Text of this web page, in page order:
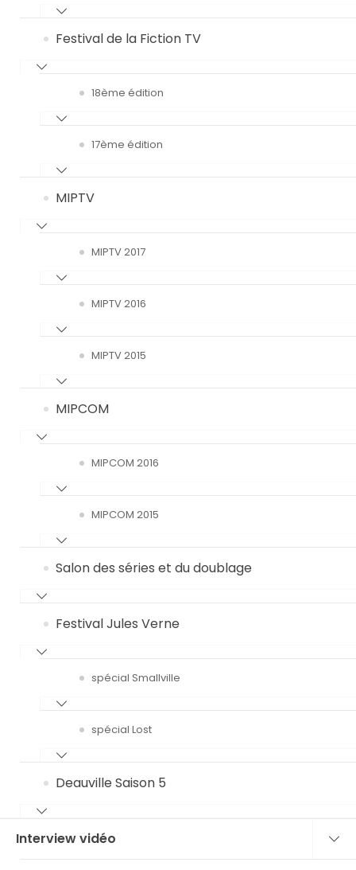
Festival de la Fiction TV
18ème édition
17ème édition
MIPTV
MIPTV 2017
MIPTV 2016
MIPTV 2015
MIPCOM
MIPCOM 2016
MIPCOM 2015
Salon des séries et du doublage
Festival Jules Verne
spécial Smallville
spécial Lost
Deauville Saison 5
Interview vidéo